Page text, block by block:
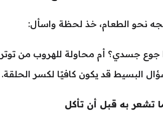
نحو الطعام، خذ لحظة واسأل:
جوع جسدي؟ أم محاولة للهروب من
البسيط قد يكون كافيًا لكسر الحلقة.